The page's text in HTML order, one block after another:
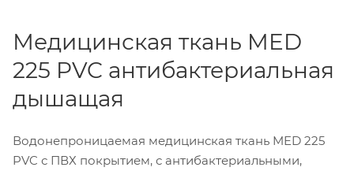
Медицинская ткань MED
225 PVC антибактериальная
дышащая
Водонепроницаемая медицинская ткань MED 225
PVC с ПВХ покрытием, с антибактериальными,